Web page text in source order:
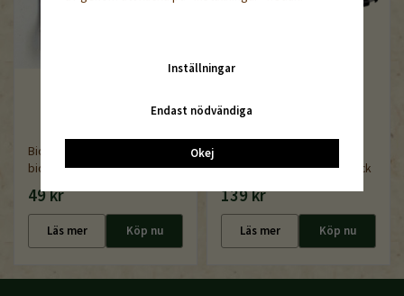
Bioclips (Bindklämma) i
bioplast, 50-pack
49 kr
Läs mer Köp nu
Rund kruka, 4,5 liter, 10-pack
139 kr
Läs mer Köp nu
Inställningar
Endast nödvändiga
Okej